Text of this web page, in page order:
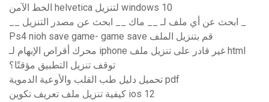
الخط الآمن helvetica لتنزيل windows 10
Ps4 nioh save game- game save قم بتنزيل الملف
محرك أقراص الإبهام لـ iphone غير قادر على تنزيل ملف html
توقف تنزيل التطبيق مؤقتًا؟
تحميل دليل طب القلب والأوعية الدموية pdf
كيفية تنزيل ملف تعريف تكوين ios 12